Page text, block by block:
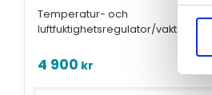
Temperatur- och
luftfuktighetsregulator/vakt med
4 900 kr